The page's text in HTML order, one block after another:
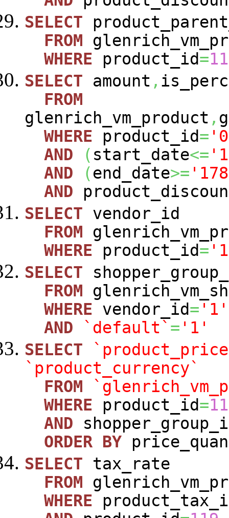
SELECT
FROM
WHERE product_id=
SELECT amount ,
FROM
glenrich_vm_product ,
WHERE product_id=
AND
( start_date<=
AND
(end_date>=
AND
SELECT vendor_id
FROM
WHERE product_id=
SELECT
FROM
WHERE vendor_id= '1'
AND
`default` = '1'
SELECT
`product_currency`
FROM
WHERE product_id=
AND
ORDER BY
SELECT tax_rate
FROM
WHERE